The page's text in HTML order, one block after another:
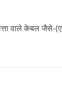
वाले केबल